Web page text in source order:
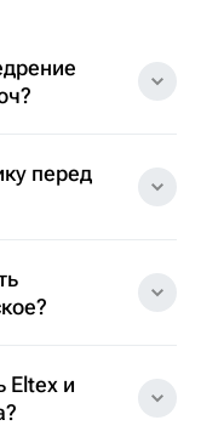
перед
Eltex и